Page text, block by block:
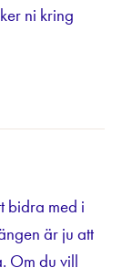
ni kring
bidra med i
är ju att
Om du vill